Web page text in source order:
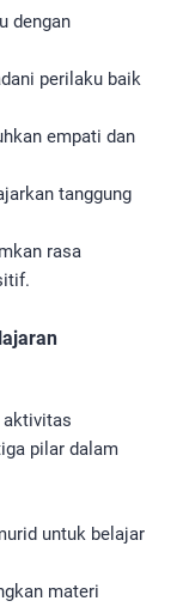
dengan
perilaku baik
empati dan
tanggung
rasa
aktivitas
pilar dalam
untuk belajar
materi